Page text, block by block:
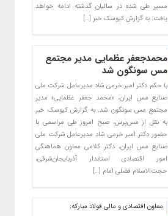
مسیر طی شده در سالیان گذشته ادامه خواهد
یافت. به گزارش کیوسک خبر […]
محمدجعفر عظمایی مدیر مجتمع
مس سونگون شد
با حکم دکتر امیر خرمی شاد مدیرعامل شرکت ملی
صنایع مس ایران، «محمد جعفر عظمایی» مدیر
مجتمع مس سونگون شد. به گزارش کیوسک خبر
به نقل از مس‌پرس، صبح امروز طی مراسمی با
حضور دکتر امیر خرمی شاد مدیرعامل شرکت ملی
صنایع مس ایران، دکتر کلامی معاون هماهنگی
امور اقتصادی استاندار آذربایجان‌شرقی،
حجت‌الاسلام‌ فضلی امام […]
معاون اقتصادی و مالی فولاد مبارکه: